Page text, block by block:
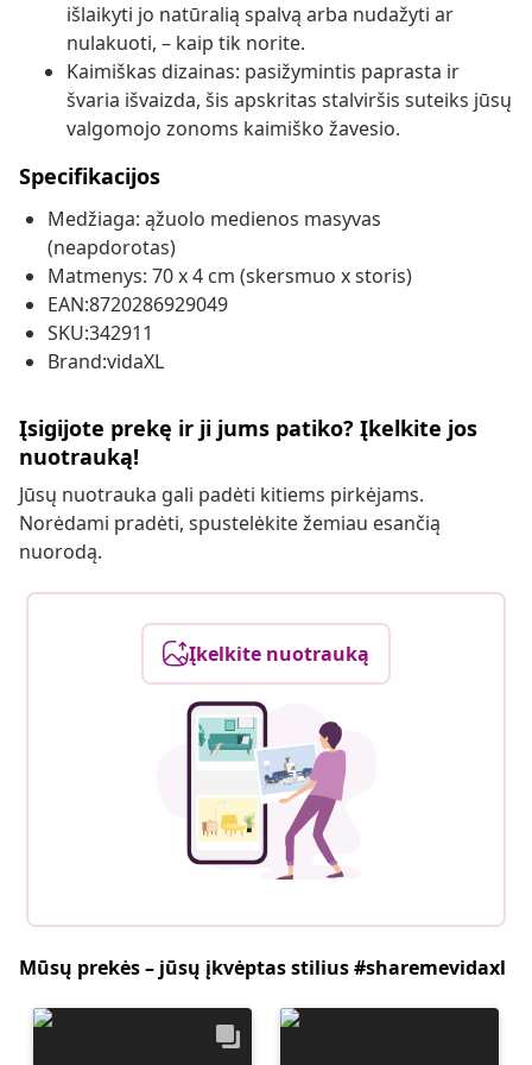
išlaikyti jo natūralią spalvą arba nudažyti ar
nulakuoti, – kaip tik norite.
Kaimiškas dizainas: pasižymintis paprasta ir
švaria išvaizda, šis apskritas stalviršis suteiks jūsų
valgomojo zonoms kaimiško žavesio.
Specifikacijos
Medžiaga: ąžuolo medienos masyvas
(neapdorotas)
Matmenys: 70 x 4 cm (skersmuo x storis)
EAN:8720286929049
SKU:342911
Brand:vidaXL
Įsigijote prekę ir ji jums patiko? Įkelkite jos
nuotrauką!
Jūsų nuotrauka gali padėti kitiems pirkėjams.
Norėdami pradėti, spustelėkite žemiau esančią
nuorodą.
Įkelkite nuotrauką
Mūsų prekės – jūsų įkvėptas stilius #sharemevidaxl